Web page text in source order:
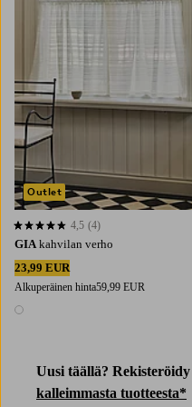
GIA kahvilan verho
23,99 EUR
Alkuperäinen hinta59,99 EUR
1 väri
4,5 perustuen 4 arvosanaan
4,5 (4)
Outlet
Uusi täällä? Rekisteröidy
kalleimmasta tuotteesta*